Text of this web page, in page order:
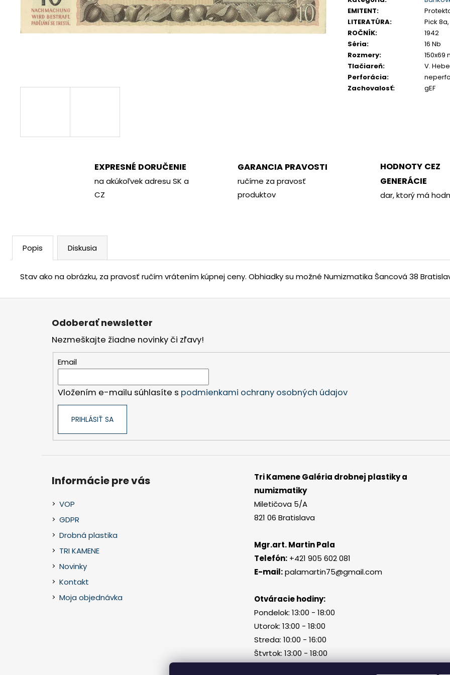
EMITENT:
LITERATÚRA:
Pick
ROČNÍK:
1942
Séria:
16 Nb
Rozmery:
150x69
Tlačiareň:
V.
Perforácia:
Zachovalosť: gEF
EXPRESNÉ DORUČENIE
na akúkoľvek adresu SK a
CZ
GARANCIA PRAVOSTI
ručíme za pravosť
produktov
HODNOTY CEZ
GENERÁCIE
dar, ktorý má
Popis Diskusia
Stav ako na obrázku, za pravosť ručím vrátením kúpnej ceny. Obhiadky su možné Numizmatika Šancová 38
€70
€350
Z
Odoberať newsletter
Nezmeškajte žiadne novinky či zľavy!
Email
Vložením e-mailu súhlasíte s podmienkami ochrany osobných údajov
PRIHLÁSIŤ SA
Informácie pre vás
VOP
GDPR
Drobná plastika
TRI KAMENE
Novinky
Kontakt
Moja objednávka
Tri Kamene Galéria drobnej plastiky a
numizmatiky
Miletičova 5/A
821 06 Bratislava
Mgr.art. Martin Pala
Telefón: +421 905 602 081
E-mail: palamartin75@gmail.com
Otváracie hodiny:
Pondelok: 13:00 - 18:00
Utorok: 13:00 - 18:00
Streda: 10:00 - 16:00
Štvrtok: 13:00 - 18:00